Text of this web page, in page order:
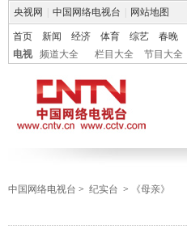
央视网 中国网络电视台 网站地图
首页 新闻 经济 体育 综艺 春晚
电视
频道大全 栏目大全 节目大全
中国网络电视台 > 纪实台 > 《母亲》